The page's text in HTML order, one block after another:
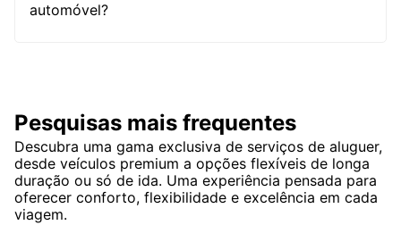
automóvel?
Pesquisas mais frequentes
Descubra uma gama exclusiva de serviços de aluguer,
desde veículos premium a opções flexíveis de longa
duração ou só de ida. Uma experiência pensada para
oferecer conforto, flexibilidade e excelência em cada
viagem.